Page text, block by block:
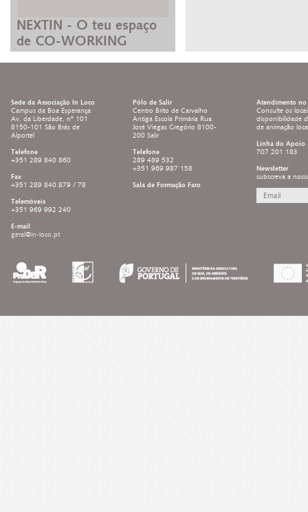
NEXTIN - O teu espaço
de CO-WORKING
Sede da Associação In Loco
Campus da Boa Esperança
Av. da Liberdade, nº 101
8150-101 São Brás de
Alportel
Telefone
+351 289 840 860
Fax
+351 289 840 879 / 78
Telemóveis
+351 969 992 240
E-mail
geral@in-loco.pt
Pólo de Salir
Centro Brito de Carvalho
Antiga Escola Primária Rua
José Viegas Gregório 8100-
200 Salir
Telefone
289 489 532
+351 969 987 158
Sala de Formação Faro
Atendimento no
Consulte os
disponibilidade
de animação
Linha do Apoio
707 201 183
Newsletter
subscreva a